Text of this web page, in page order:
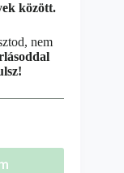
között.
nem